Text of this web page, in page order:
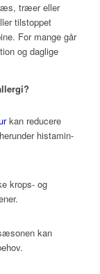
træer eller
tilstoppet
For mange går
og daglige
kan reducere
histamin-
krops- og
kan